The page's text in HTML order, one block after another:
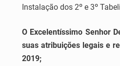
Instalação dos 2º e 3º
O Excelentíssimo Senhor
suas atribuições legais e
2019;